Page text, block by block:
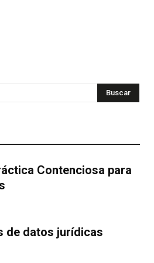
Buscar
Contenciosa para
de datos jurídicas